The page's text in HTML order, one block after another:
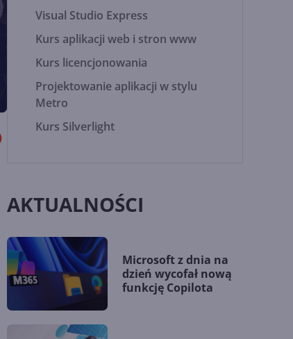
Visual Studio Express
Kurs aplikacji web i stron www
Kurs licencjonowania
Projektowanie aplikacji w stylu
Metro
Kurs Silverlight
AKTUALNOŚCI
Microsoft z dnia na
dzień wycofał nową
funkcję Copilota